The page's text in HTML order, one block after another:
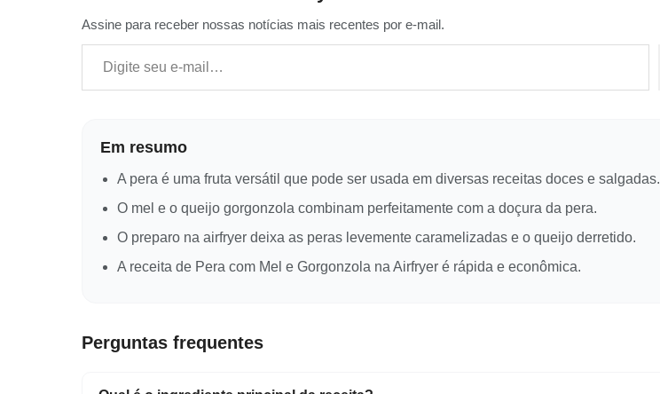
Assine para receber nossas notícias mais recentes por e-mail.
Digite seu e-mail…
Em resumo
A pera é uma fruta versátil que pode ser usada em diversas receitas doces e salgadas.
O mel e o queijo gorgonzola combinam perfeitamente com a doçura da pera.
O preparo na airfryer deixa as peras levemente caramelizadas e o queijo derretido.
A receita de Pera com Mel e Gorgonzola na Airfryer é rápida e econômica.
Perguntas frequentes